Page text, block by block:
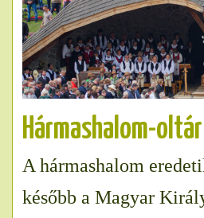
Hármashalom-oltár
A hármashalom
később a Magyar